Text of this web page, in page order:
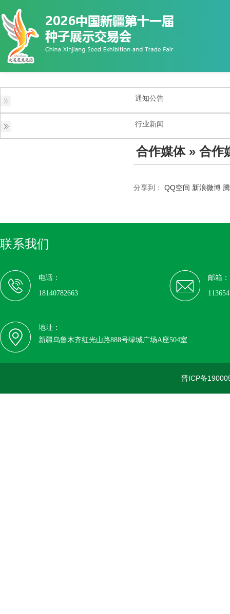
通知公告
行业新闻
合作媒体» 合作
分享到： QQ空间 新浪微博
联系我们
电话：
18140782663
邮箱：
地址：
新疆乌鲁木齐红光山路888号绿城广场A座504室
晋ICP备